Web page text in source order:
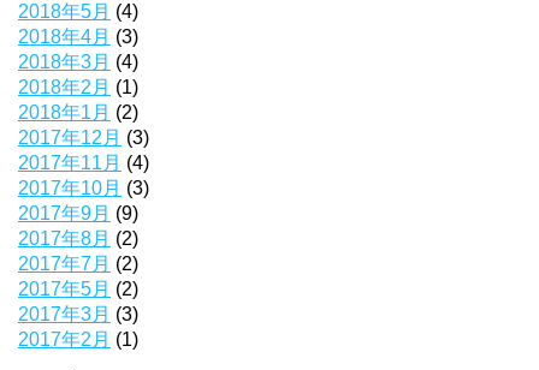
2018年5月 (4)
2018年4月 (3)
2018年3月 (4)
2018年2月 (1)
2018年1月 (2)
2017年12月 (3)
2017年11月 (4)
2017年10月 (3)
2017年9月 (9)
2017年8月 (2)
2017年7月 (2)
2017年5月 (2)
2017年3月 (3)
2017年2月 (1)